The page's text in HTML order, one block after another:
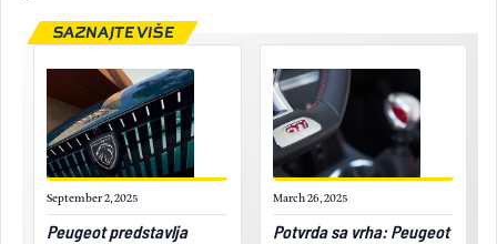
September 2, 2025
Peugeot predstavlja
March 26, 2025
Potvrda sa vrha: Peugeot
SAZNAJTE VIŠE